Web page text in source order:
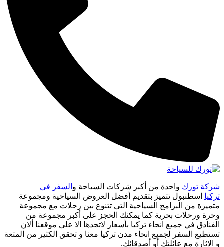
شركة تورك واحدة من أكبر شركات السياحة و السفر فى
تركيا اسطنبول تتميز بتقديم أفضل العروض السياحية ومجموعة
متميزة من البرامج السياحية التى تتنوع بين رحلات مع مجموعة
وحرة ورحلات بحرية كما يمكنك الحجز على أكبر مجموعة من
الفنادق في جميع انحاء تركيا بأسعار لاتجدها الا على موقعنا ألان
تستطيع السفر لجميع انحاء مدن تركيا معنا و تحقق الكثير من المتعة
و الاثارة مع عائلتك أو أصدقائك.